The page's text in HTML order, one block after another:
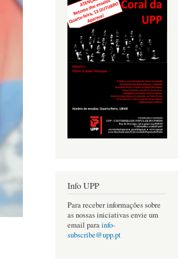
Info UPP
Para receber informações sobre
as nossas iniciativas envie um
email parainfo-
subscribe@upp.pt